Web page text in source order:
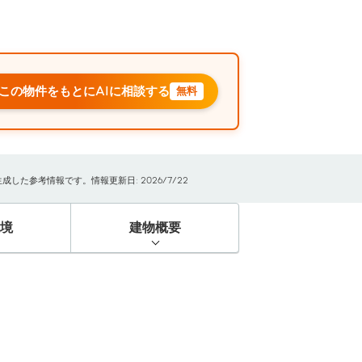
の物件をもとにAIに相談する 無料
成した参考情報です。情報更新日: 2026/7/22
建物概要